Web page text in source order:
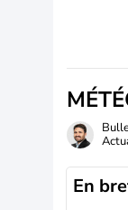
En